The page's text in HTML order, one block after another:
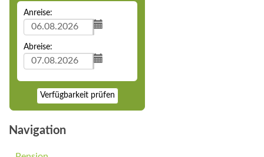
Anreise:
Abreise:
Verfügbarkeit prüfen
Navigation